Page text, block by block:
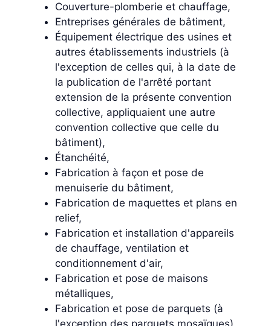
Couverture-plomberie et chauffage,
Entreprises générales de bâtiment,
Équipement électrique des usines et
autres établissements industriels (à
l'exception de celles qui, à la date de
la publication de l'arrêté portant
extension de la présente convention
collective, appliquaient une autre
convention collective que celle du
bâtiment),
Étanchéité,
Fabrication à façon et pose de
menuiserie du bâtiment,
Fabrication de maquettes et plans en
relief,
Fabrication et installation d'appareils
de chauffage, ventilation et
conditionnement d'air,
Fabrication et pose de maisons
métalliques,
Fabrication et pose de parquets (à